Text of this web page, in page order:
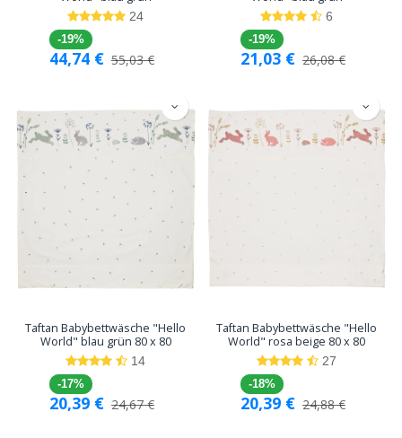
24
-19%
44,74 € 55,03€
6
-19%
21,03 € 26,08€
Taftan Babybettwäsche "Hello
World" blau grün 80 x 80
14
-17%
20,39 € 24,67€
Taftan Babybettwäsche "Hello
World" rosa beige 80 x 80
27
-18%
20,39 € 24,88€